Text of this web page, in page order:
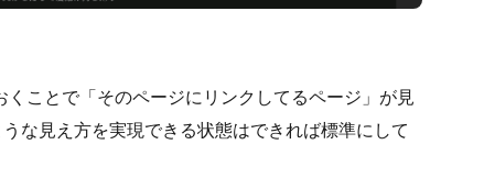
ことで「そのページにリンクしてるページ」が見
な見え方を実現できる状態はできれば標準にして